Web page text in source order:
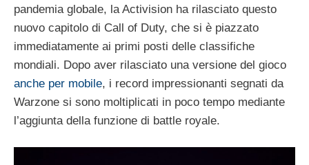
pandemia globale, la Activision ha rilasciato questo
nuovo capitolo di Call of Duty, che si è piazzato
immediatamente ai primi posti delle classifiche
mondiali. Dopo aver rilasciato una versione del gioco
anche per mobile, i record impressionanti segnati da
Warzone si sono moltiplicati in poco tempo mediante
l’aggiunta della funzione di battle royale.